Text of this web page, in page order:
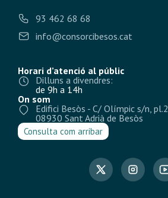
93 462 68 68
info@consorcibesos.cat
Horari d’atenció al públic
Dilluns a divendres:
de 9h a 14h
On som
Edifici Besòs - C/ Olímpic s/n, pl.2
08930 Sant Adrià de Besòs
Consulta com arribar